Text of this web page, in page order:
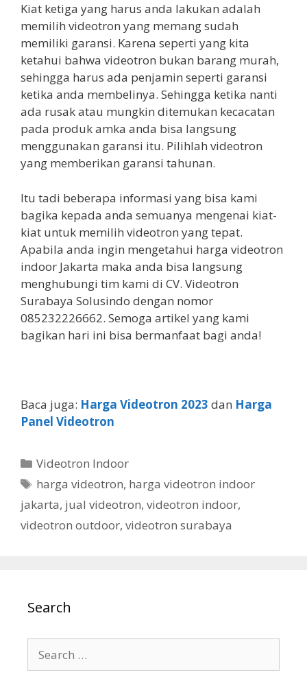
Kiat ketiga yang harus anda lakukan adalah
memilih videotron yang memang sudah
memiliki garansi. Karena seperti yang kita
ketahui bahwa videotron bukan barang murah,
sehingga harus ada penjamin seperti garansi
ketika anda membelinya. Sehingga ketika nanti
ada rusak atau mungkin ditemukan kecacatan
pada produk amka anda bisa langsung
menggunakan garansi itu. Pilihlah videotron
yang memberikan garansi tahunan.
Itu tadi beberapa informasi yang bisa kami
bagika kepada anda semuanya mengenai kiat-
kiat untuk memilih videotron yang tepat.
Apabila anda ingin mengetahui harga videotron
indoor Jakarta maka anda bisa langsung
menghubungi tim kami di CV. Videotron
Surabaya Solusindo dengan nomor
085232226662. Semoga artikel yang kami
bagikan hari ini bisa bermanfaat bagi anda!
Baca juga: Harga Videotron 2023 dan Harga
Panel Videotron
Videotron Indoor
harga videotron, harga videotron indoor
jakarta, jual videotron, videotron indoor,
videotron outdoor, videotron surabaya
Search